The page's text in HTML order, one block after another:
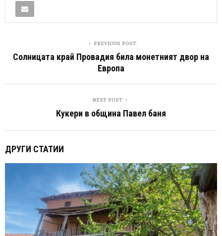
PREVIOUS POST
Солницата край Провадия била монетният двор на
Европа
NEXT POST
Кукери в община Павел баня
ДРУГИ СТАТИИ